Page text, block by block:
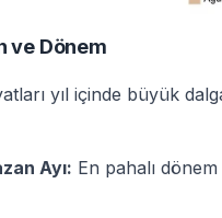
ve Dönem
yıl içinde büyük
Ayı: En pahalı